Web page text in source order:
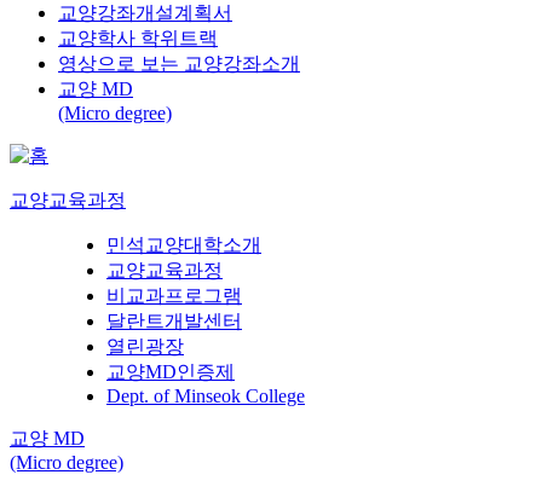
교양강좌개설계획서
교양학사 학위트랙
영상으로 보는 교양강좌소개
교양 MD
(Micro degree)
교양교육과정
민석교양대학소개
교양교육과정
비교과프로그램
달란트개발센터
열린광장
교양MD인증제
Dept. of Minseok College
교양 MD
(Micro degree)